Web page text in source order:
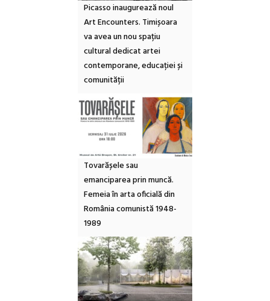
Picasso inaugurează noul
Art Encounters. Timișoara
va avea un nou spațiu
cultural dedicat artei
contemporane, educației și
comunității
Tovarășele sau
emanciparea prin muncă.
Femeia în arta oficială din
România comunistă 1948-
1989